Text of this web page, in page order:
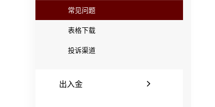
常见问题
表格下载
投诉渠道
出入金